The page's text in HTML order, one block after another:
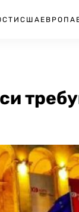
США ЕВРОПА